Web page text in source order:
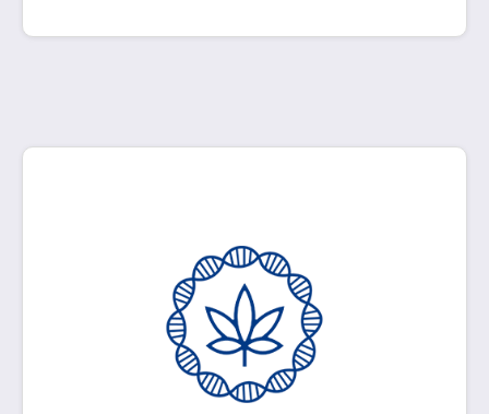
Los cambios en la legislación abren una
oportunidad para los productos derivados de
Cannabis, los cuales deben contar con un alto
control de calidad para asegurar que los
usuarios cuenten con las características